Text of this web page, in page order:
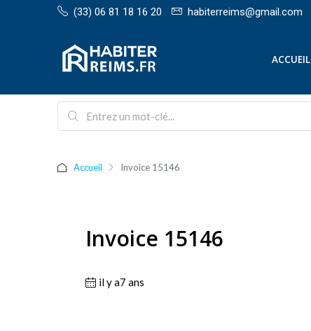
(33) 06 81 18 16 20 habiterreims@gmail.com
ACCUEIL
Accueil Invoice 15146
Invoice 15146
il y a7 ans